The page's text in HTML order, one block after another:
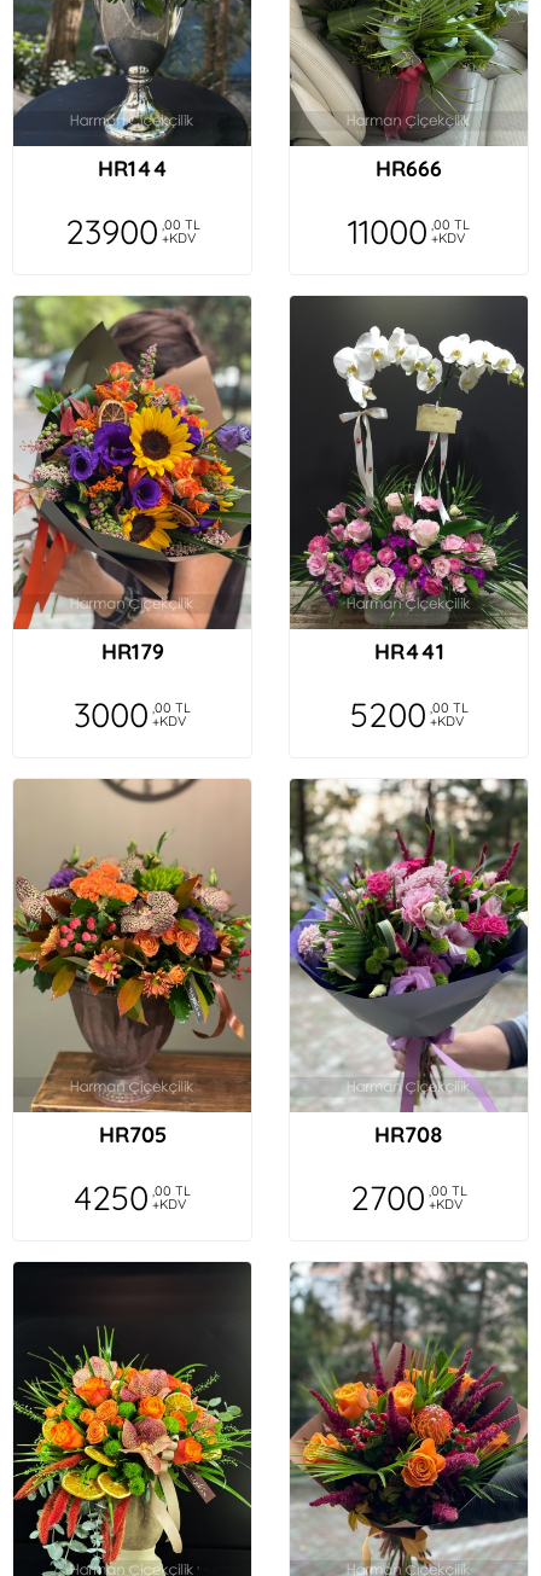
HR144
23900 ,00 TL
+KDV
HR666
11000 ,00 TL
+KDV
HR179
3000 ,00 TL
+KDV
HR441
5200 ,00 TL
+KDV
HR705
4250 ,00 TL
+KDV
HR708
2700 ,00 TL
+KDV